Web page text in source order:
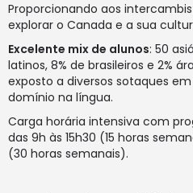
Proporcionando aos
explorar o Canada e a sua
Excelente mix de alunos: 50
latinos, 8% de brasileiros e 2%
exposto a diversos sotaques
domínio na língua.
Carga horária intensiva com
das 9h às 15h30 (15 horas
(30 horas semanais).